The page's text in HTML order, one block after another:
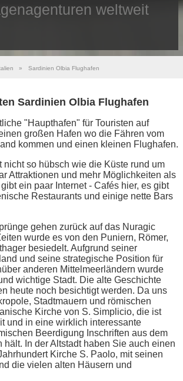
weltweit
» Sardinien Olbia Flughafen
Sardinien Olbia Flughafen
"Haupthafen" für Touristen auf
großen Hafen wo die Fähren vom
kommen und einen kleinen Flughafen.
nicht so hübsch wie die Küste rund um
Attraktionen und mehr Möglichkeiten als
ein paar Internet - Cafés hier, es gibt
Restaurants und einige nette Bars
gehen zurück auf das Nuragic
wurde es von den Puniern, Römer,
besiedelt. Aufgrund seiner
und seine strategische Position für
anderen Mittelmeerländern wurde
wichtige Stadt. Die alte Geschichte
heute noch besichtigt werden. Da uns
Stadtmauern und römischen
Kirche von S. Simplicio, die ist
und in eine wirklich interessante
Beerdigung Inschriften aus dem
hält. In der Altstadt haben Sie auch einen
Kirche S. Paolo, mit seinen
die vielen alten Häusern und